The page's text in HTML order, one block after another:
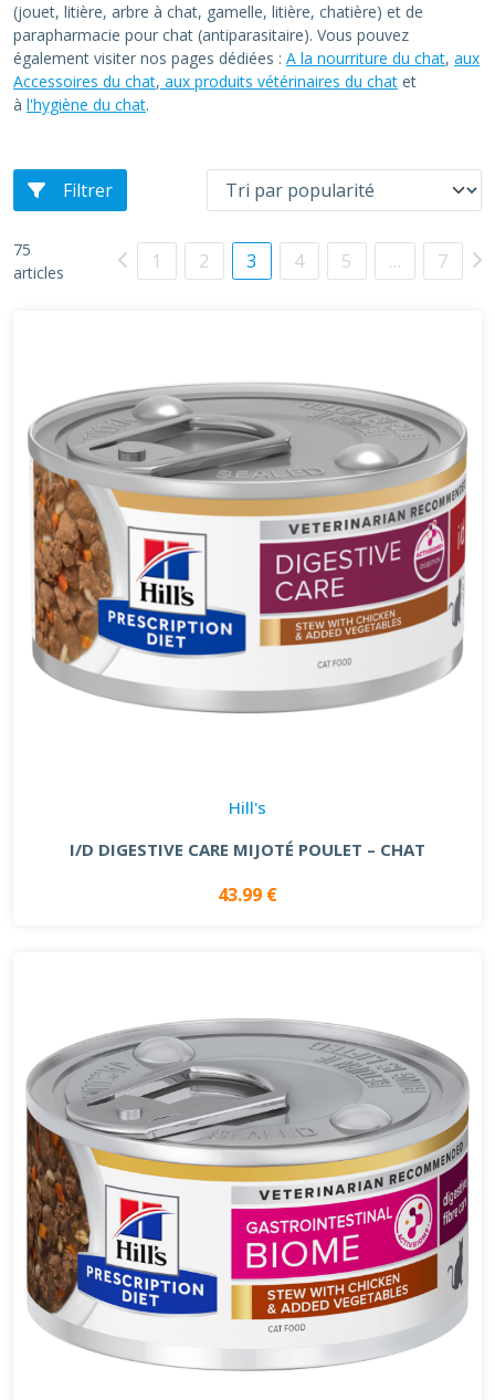
(jouet, litière, arbre à chat, gamelle, litière, chatière) et de
parapharmacie pour chat (antiparasitaire). Vous pouvez
également visiter nos pages dédiées : A la nourriture du chat, aux
Accessoires du chat, aux produits vétérinaires du chat et
à l'hygiène du chat.
Filtrer
75
articles
1 2 3 4 5 … 7
Hill's
I/D DIGESTIVE CARE MIJOTÉ POULET – CHAT
43.99 €